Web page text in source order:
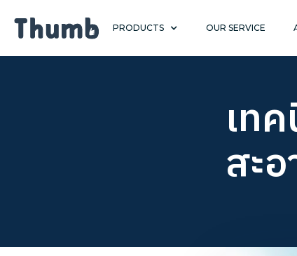
PRODUCTS OUR SERVICE
เท
สะ